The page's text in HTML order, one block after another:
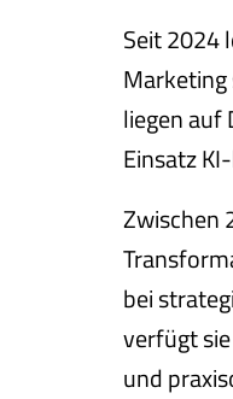
Seit 2024
liegen auf
Einsatz
Zwischen
bei
verfügt
und